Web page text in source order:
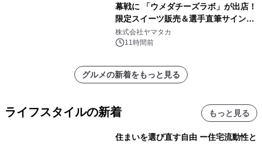
幕戦に 「ウメダチーズラボ」が出店！
限定スイーツ販売＆選手直筆サイング
ッズが当たる抽選会を 8月8日に開催
株式会社ヤマタカ
11時間前
グルメの新着をもっと見る
ライフスタイルの新着 もっと見る
住まいを選び直す自由 ー住宅流動性と